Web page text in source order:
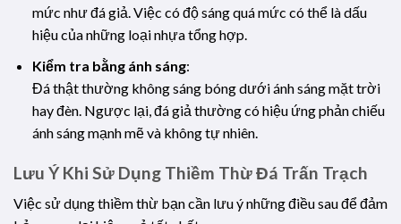
mức như đá giả. Việc có độ sáng quá mức có thể là dấu
hiệu của những loại nhựa tổng hợp.
Kiểm tra bằng ánh sáng:
Đá thật thường không sáng bóng dưới ánh sáng mặt trời
hay đèn. Ngược lại, đá giả thường có hiệu ứng phản chiếu
ánh sáng mạnh mẽ và không tự nhiên.
Lưu Ý Khi Sử Dụng Thiềm Thừ Đá Trấn Trạch
Việc sử dụng thiềm thừ bạn cần lưu ý những điều sau để đảm